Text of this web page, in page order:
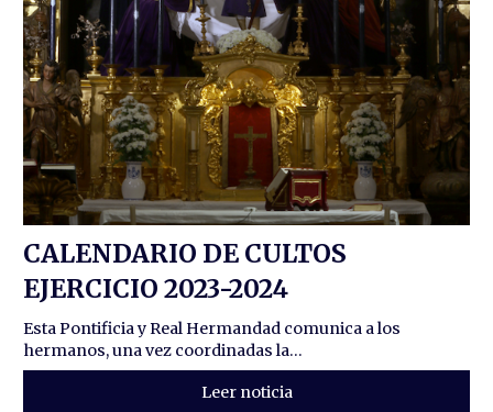
CALENDARIO DE CULTOS
EJERCICIO 2023-2024
Esta Pontificia y Real Hermandad comunica a los
hermanos, una vez coordinadas la...
Leer noticia